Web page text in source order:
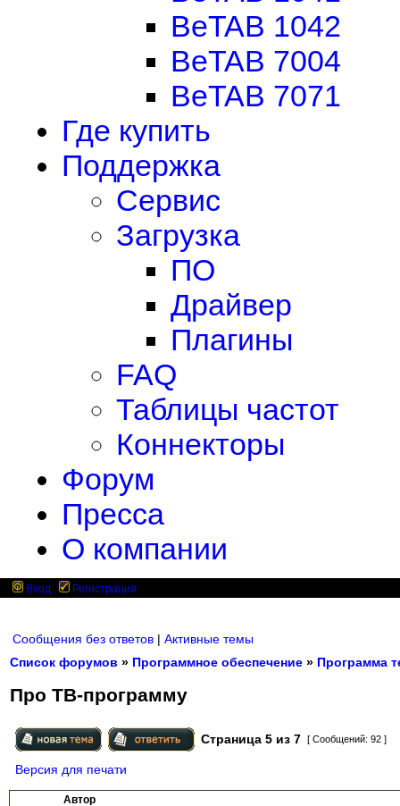
BeTAB 1042
BeTAB 7004
BeTAB 7071
Где купить
Поддержка
Сервис
Загрузка
ПО
Драйвер
Плагины
FAQ
Таблицы частот
Коннекторы
Форум
Пресса
О компании
Вход Регистрация
Сообщения без ответов | Активные темы
Список форумов » Программное обеспечение » Программа
Про ТВ-программу
Страница 5 из 7 [ Сообщений: 92 ]
Версия для печати
Автор